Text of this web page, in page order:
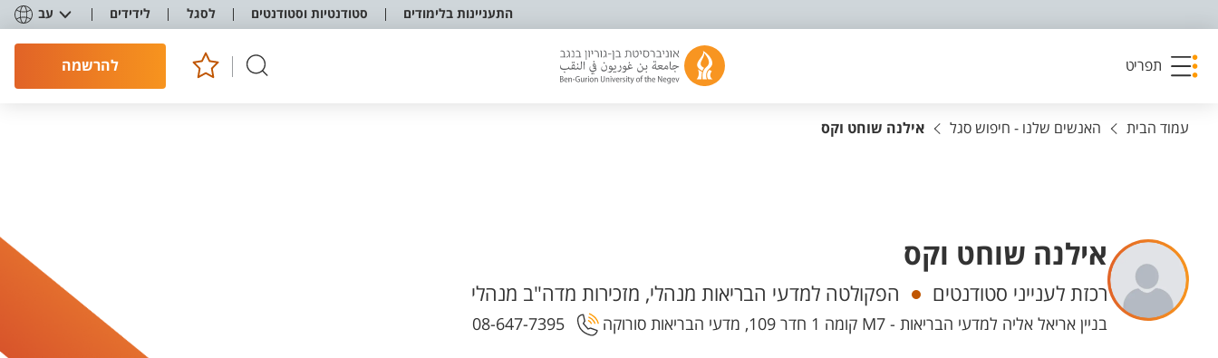
התעניינות בלימודים סטודנטיות וסטודנטים לסגל לידידים עב
תפריט להרשמה
עמוד הבית האנשים שלנו - חיפוש סגל אילנה שוחט וקס
אילנה שוחט וקס
יחידות
רכזת לענייני סטודנטים הפקולטה למדעי הבריאות מנהלי, מזכירות מדה"ב מנהלי
בניין אריאל אליה למדעי הבריאות - M7 קומה 1 חדר 109, מדעי הבריאות סורוקה 08-647-7395